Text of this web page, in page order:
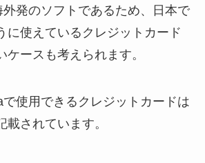
外発のソフトであるため、日本で
に使えているクレジットカード
ケースも考えられます。
使用できるクレジットカードは
されています。